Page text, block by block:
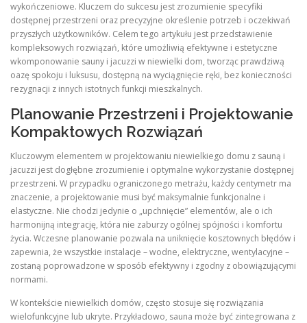
wykończeniowe. Kluczem do sukcesu jest zrozumienie specyfiki
dostępnej przestrzeni oraz precyzyjne określenie potrzeb i oczekiwań
przyszłych użytkowników. Celem tego artykułu jest przedstawienie
kompleksowych rozwiązań, które umożliwią efektywne i estetyczne
wkomponowanie sauny i jacuzzi w niewielki dom, tworząc prawdziwą
oazę spokoju i luksusu, dostępną na wyciągnięcie ręki, bez konieczności
rezygnacji z innych istotnych funkcji mieszkalnych.
Planowanie Przestrzeni i Projektowanie
Kompaktowych Rozwiązań
Kluczowym elementem w projektowaniu niewielkiego domu z sauną i
jacuzzi jest dogłębne zrozumienie i optymalne wykorzystanie dostępnej
przestrzeni. W przypadku ograniczonego metrażu, każdy centymetr ma
znaczenie, a projektowanie musi być maksymalnie funkcjonalne i
elastyczne. Nie chodzi jedynie o „upchnięcie” elementów, ale o ich
harmonijną integrację, która nie zaburzy ogólnej spójności i komfortu
życia. Wczesne planowanie pozwala na uniknięcie kosztownych błędów i
zapewnia, że wszystkie instalacje – wodne, elektryczne, wentylacyjne –
zostaną poprowadzone w sposób efektywny i zgodny z obowiązującymi
normami.
W kontekście niewielkich domów, często stosuje się rozwiązania
wielofunkcyjne lub ukryte. Przykładowo, sauna może być zintegrowana z